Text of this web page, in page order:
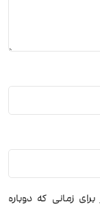
زمانی که دوباره